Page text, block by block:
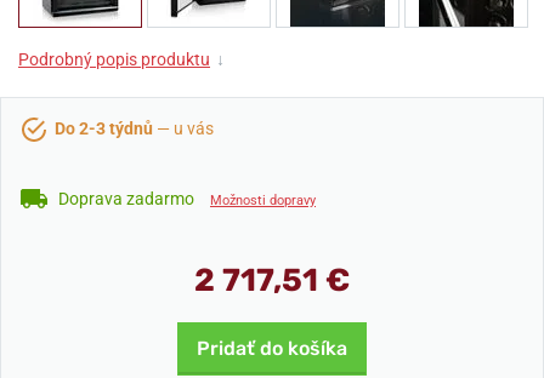
Podrobný popis produktu ↓
Do 2-3 týdnů — u vás
Doprava zadarmo Možnosti dopravy
2 717,51 €
Pridať do košíka